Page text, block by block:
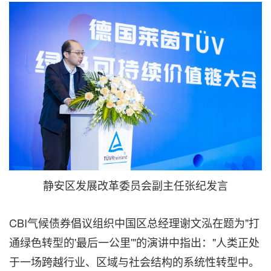
静安区发展改革委员会副主任张纪发言
CBI气候债券倡议组织中国区总经理谢文泓在题为"打
通绿色转型的'最后一公里'"的演讲中指出："人类正处
于一场跨越行业、区域与社会结构的系统性转型中。